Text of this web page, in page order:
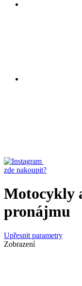
zde nakoupit?
Motocykly
pronájmu
Upřesnit parametry
Zobrazení